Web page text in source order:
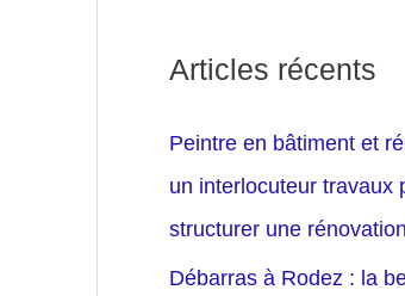
Articles récents
Peintre en bâtiment et
un interlocuteur travaux
structurer une
Débarras à Rodez : la